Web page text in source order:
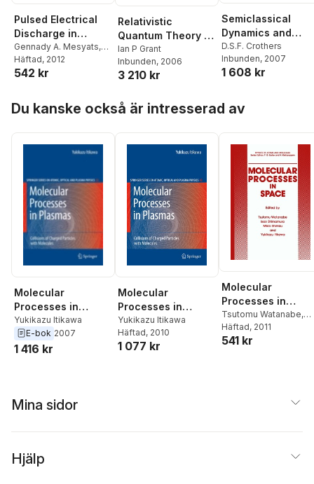
Pulsed Electrical
Discharge in
Vacuum
Gennady A. Mesyats,
Dimitri I. Proskurovsky
Häftad, 2012
542 kr
Relativistic
Quantum Theory of
Atoms and
Molecules
Ian P Grant
Inbunden, 2006
3 210 kr
Semiclassical
Dynamics and
Relaxation
D.S.F. Crothers
Inbunden, 2007
1 608 kr
Du kanske också är intresserad av
Molecular
Processes in
Plasmas
Yukikazu Itikawa
E-bok 2007
1 416 kr
Molecular
Processes in
Plasmas
Yukikazu Itikawa
Häftad, 2010
1 077 kr
Molecular
Processes in
Space
Tsutomu Watanabe,
Isao Shimamura
Shimizu
Häftad, 2011
541 kr
Mina sidor
Hjälp